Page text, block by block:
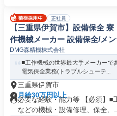
正社員
【三重県伊賀市】設備保全
作機械メーカー 設備保全/メ
DMG森精機株式会社
■工作機械の世界最大手メーカーで
電気保全業務(トラブルシューテ...
三重県伊賀市
月給30万円以上
必要な経験・能力等 【必須】■
などの機械・設備修理、保全、...